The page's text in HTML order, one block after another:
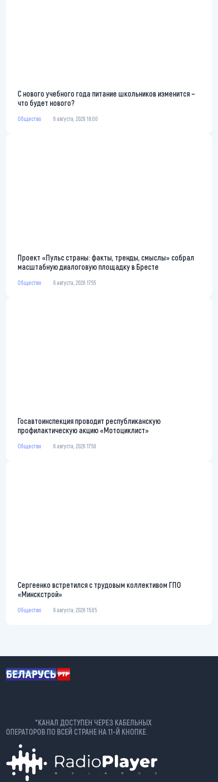
С нового учебного года питание школьников изменится –
что будет нового?
Общество 6 августа, 2026 18:00
Проект «Пульс страны: факты, тренды, смыслы» собрал
масштабную диалоговую площадку в Бресте
Общество 6 августа, 2026 17:55
Госавтоинспекция проводит республиканскую
профилактическую акцию «Мотоциклист»
Общество 6 августа, 2026 17:50
Сергеенко встретился с трудовым коллективом ГПО
«Минскстрой»
Общество 6 августа, 2026 15:05
*КАНАЛ ДОСТУПЕН ЧЕРЕЗ КАБЕЛЬНЫХ
ОПЕРАТОРОВ ПО ВСЕЙ СТРАНЕ НА 11-Й КНОПКЕ.